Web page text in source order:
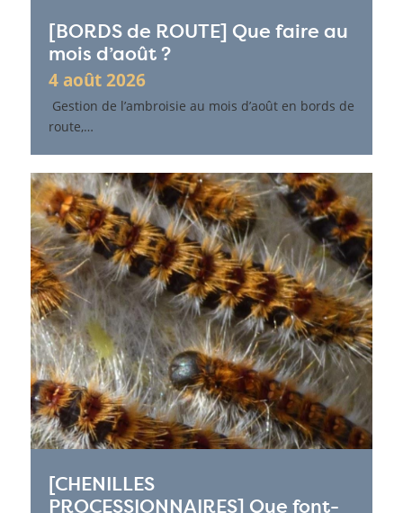
[BORDS de ROUTE] Que faire au
mois d’août ?
4 août 2026
Gestion de l’ambroisie au mois d’août en bords de
route,…
[CHENILLES
PROCESSIONNAIRES] Que font-